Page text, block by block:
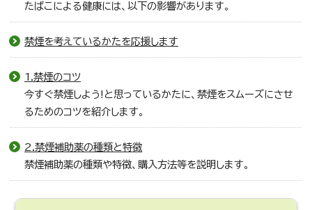
たばこによる健康には、以下の影響があります。
禁煙を考えているかたを応援します
1.禁煙のコツ
今すぐ禁煙しよう!と思っているかたに、禁煙をスムーズにさせ
るためのコツを紹介します。
2.禁煙補助薬の種類と特徴
禁煙補助薬の種類や特徴、購入方法等を説明します。